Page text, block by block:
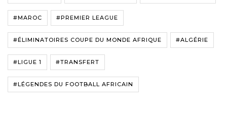
#MAROC #PREMIER LEAGUE
#ÉLIMINATOIRES COUPE DU MONDE AFRIQUE #ALGÉRIE
#LIGUE 1 #TRANSFERT
#LÉGENDES DU FOOTBALL AFRICAIN